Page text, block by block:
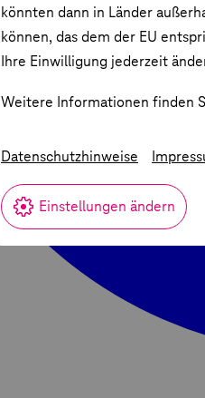
könnten dann in Länder
können, das dem der EU
Ihre Einwilligung jederzeit
Weitere Informationen finden
Datenschutzhinweise
Einstellungen ändern